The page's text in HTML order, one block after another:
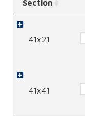
Section
41x21
41x41